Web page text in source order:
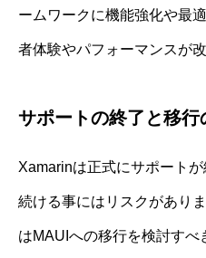
ームワークに機能強化や最
者体験やパフォーマンスが
サポートの終了と移行
Xamarinは正式にサポート
続ける事にはリスクがあり
はMAUIへの移行を検討すべ